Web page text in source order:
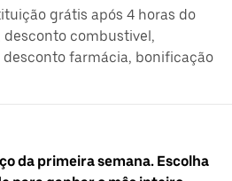
grátis após 4 horas do
combustivel,
farmácia, bonificação
da primeira semana. Escolha